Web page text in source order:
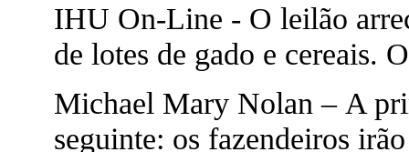
IHU On-Line - O leilão
de lotes de gado e cereais.
Michael Mary Nolan – A
seguinte: os fazendeiros